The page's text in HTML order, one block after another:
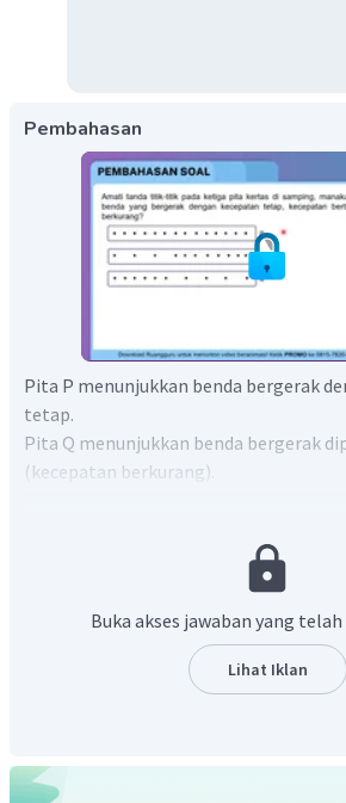
Pembahasan
Pita P menunjukkan benda bergerak
tetap.
Pita Q menunjukkan benda bergerak
(kecepatan berkurang).
Buka akses jawaban yang
Lihat Iklan